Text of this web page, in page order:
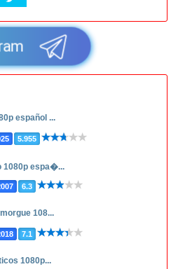
español ...
5.955
1080p espa�...
6.3
108...
7.1
1080p...